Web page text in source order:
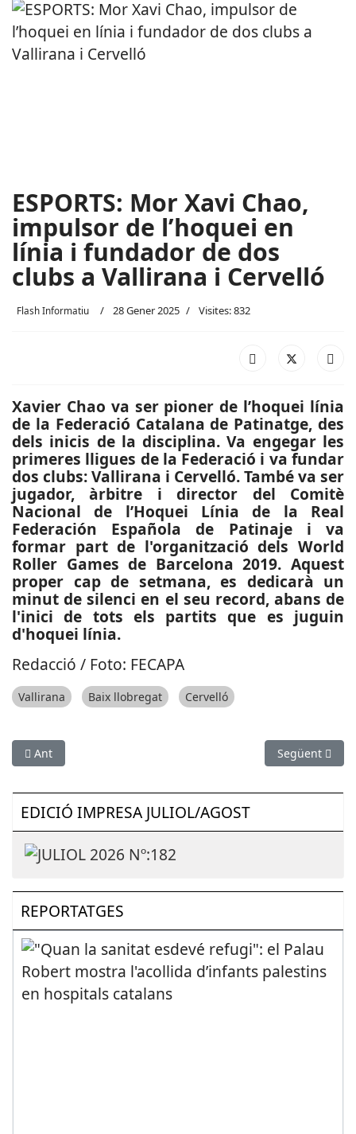
ESPORTS: Mor Xavi Chao,
impulsor de l’hoquei en
línia i fundador de dos
clubs a Vallirana i Cervelló
Flash Informatiu 28 Gener 2025 Visites: 832
Xavier Chao va ser pioner de l’hoquei línia
de la Federació Catalana de Patinatge, des
dels inicis de la disciplina. Va engegar les
primeres lligues de la Federació i va fundar
dos clubs: Vallirana i Cervelló. També va ser
jugador, àrbitre i director del Comitè
Nacional de l’Hoquei Línia de la Real
Federación Española de Patinaje i va
formar part de l'organització dels World
Roller Games de Barcelona 2019. Aquest
proper cap de setmana, es dedicarà un
minut de silenci en el seu record, abans de
l'inici de tots els partits que es juguin
d'hoquei línia.
Redacció / Foto: FECAPA
Vallirana Baix llobregat Cervelló
Article anterior: SUCCESSOS: Roben formatges d’una
Ant Article
Següent
EDICIÓ IMPRESA JULIOL/AGOST
REPORTATGES